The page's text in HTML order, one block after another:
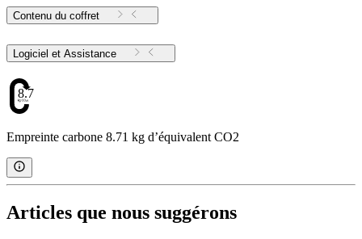
Contenu du coffret
Logiciel et Assistance
8.71
Empreinte carbone 8.71 kg d’équivalent CO2
Articles que nous suggérons